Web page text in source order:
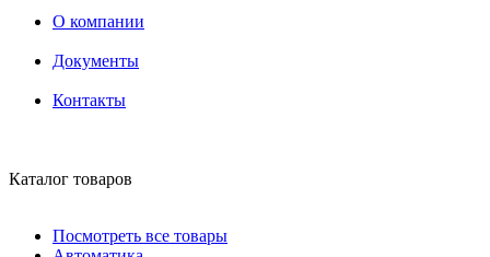
О компании
Документы
Контакты
Каталог товаров
Посмотреть все товары